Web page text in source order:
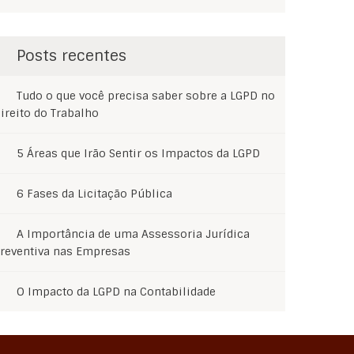
Posts recentes
Tudo o que você precisa saber sobre a LGPD no
do Trabalho
5 Áreas que Irão Sentir os Impactos da LGPD
6 Fases da Licitação Pública
A Importância de uma Assessoria Jurídica
nas Empresas
O Impacto da LGPD na Contabilidade